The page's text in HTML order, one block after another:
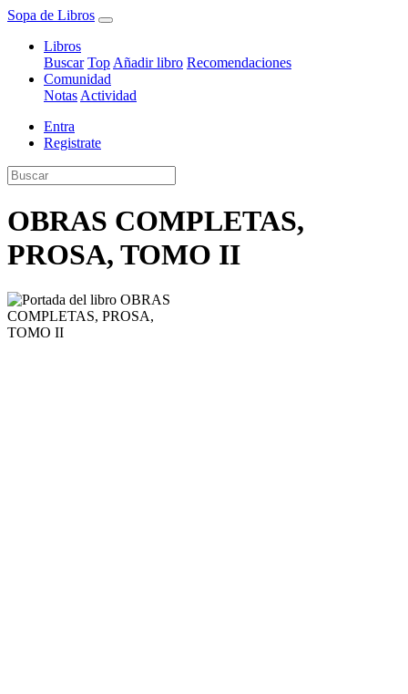
Sopa de Libros
Libros
Buscar Top Añadir libro Recomendaciones
Comunidad
Notas Actividad
Entra
Registrate
OBRAS COMPLETAS,
PROSA, TOMO II